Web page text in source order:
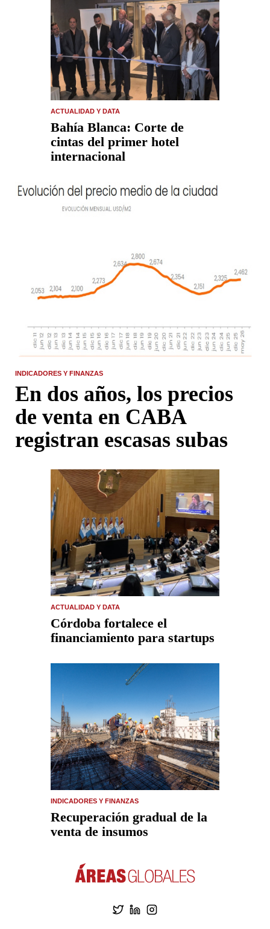
ACTUALIDAD Y DATA
Bahía Blanca: Corte de
cintas del primer hotel
internacional
INDICADORES Y FINANZAS
En dos años, los precios
de venta en CABA
registran escasas subas
ACTUALIDAD Y DATA
Córdoba fortalece el
financiamiento para startups
INDICADORES Y FINANZAS
Recuperación gradual de la
venta de insumos